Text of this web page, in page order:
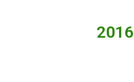
2016